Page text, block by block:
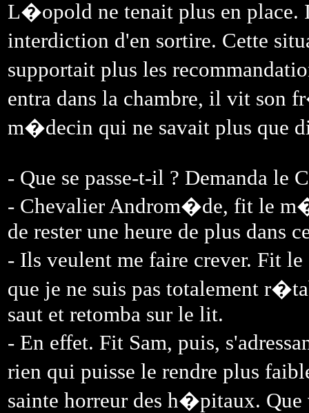
L�opold ne tenait plus en place.
interdiction d'en sortire. Cette
supportait plus les
entra dans la chambre, il vit son
m�decin qui ne savait plus que
- Que se passe-t-il ? Demanda le
- Chevalier Androm�de, fit le
de rester une heure de plus dans
- Ils veulent me faire crever. Fit
que je ne suis pas totalement
saut et retomba sur le lit.
- En effet. Fit Sam, puis,
rien qui puisse le rendre plus
sainte horreur des h�pitaux. Que